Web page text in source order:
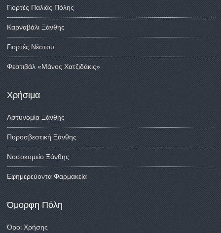
Γιορτές Παλιάς Πόλης
Καρναβάλι Ξάνθης
Γιορτές Νέστου
Φεστιβάλ «Μάνος Χατζιδάκις»
Χρήσιμα
Αστυνομία Ξάνθης
Πυροσβεστική Ξάνθης
Νοσοκομείο Ξάνθης
Εφημερεύοντα Φαρμακεία
Όμορφη Πόλη
Όροι Χρήσης